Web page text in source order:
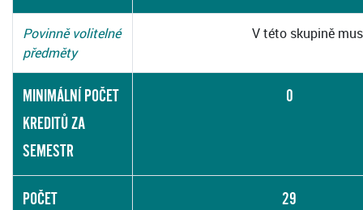
Povinně volitelné
předměty
V této skupině
MINIMÁLNÍ POČET
KREDITŮ ZA
SEMESTR
0
POČET
29